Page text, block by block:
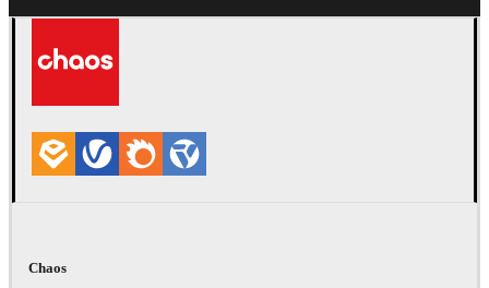
Chaos